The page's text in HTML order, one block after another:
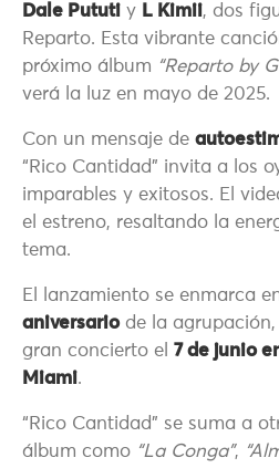
Dale Pututi y L Kimii, dos
Reparto. Esta vibrante
próximo álbum “Reparto by
verá la luz en mayo de 2025.
Con un mensaje de
“Rico Cantidad” invita a los
imparables y exitosos. El
el estreno, resaltando la
tema.
El lanzamiento se enmarca
aniversariode la
gran concierto el 7 de junio
Miami.
“Rico Cantidad” se suma a
álbum como “La Conga”,